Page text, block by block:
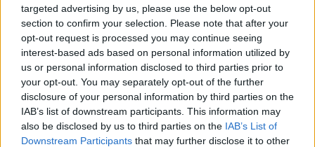
targeted advertising by us, please use the below opt-out
section to confirm your selection. Please note that after your
opt-out request is processed you may continue seeing
interest-based ads based on personal information utilized by
us or personal information disclosed to third parties prior to
your opt-out. You may separately opt-out of the further
disclosure of your personal information by third parties on the
IAB’s list of downstream participants. This information may
also be disclosed by us to third parties on the IAB’s List of
Downstream Participants that may further disclose it to other
2017. július 27. 16:29
Oltóanyaghiányra panaszkodnak a kismamák
Továbbra is oltóanyaghiányra panaszkodnak a kismamák,
akik az 5 legsúlyosabb betegség elleni, kötelező